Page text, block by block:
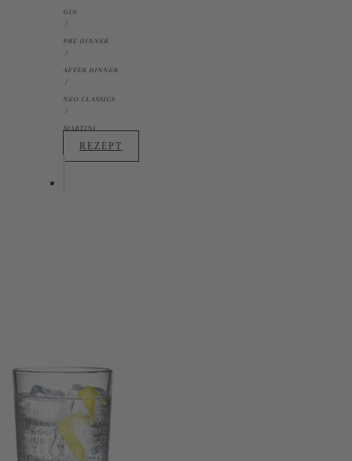
GIN
PRE DINNER
AFTER DINNER
NEO CLASSICS
MARTINI
REZEPT